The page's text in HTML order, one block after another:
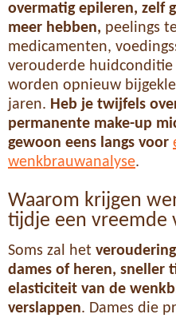
overmatig epileren, zelf
meer hebben, peelings
medicamenten,
verouderde
worden opnieuw
jaren. Heb je twijfels
permanente make-up
gewoon eens langs voor
wenkbrauwanalyse.
Waarom krijgen
tijdje een vreemde
Soms zal het
dames of heren, sneller
elasticiteit van de we
verslappen. Dames die